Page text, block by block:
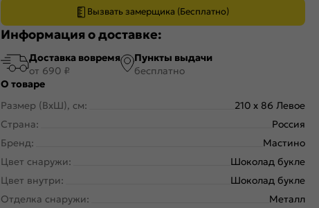
Вызвать замерщика (Бесплатно)
Информация о доставке:
Доставка вовремя
от 690 ₽
Пункты выдачи
бесплатно
О товаре
Размер (ВхШ), см:
210 x 86 Левое
Страна:
Россия
Бренд:
Мастино
Цвет снаружи:
Шоколад букле
Цвет внутри:
Шоколад букле
Отделка снаружи:
Металл